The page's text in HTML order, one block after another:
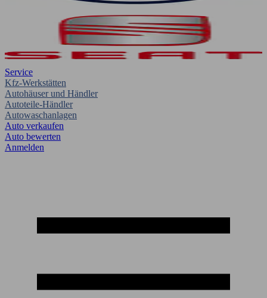
Service
Kfz-Werkstätten
Autohäuser und Händler
Autoteile-Händler
Autowaschanlagen
Auto verkaufen
Auto bewerten
Anmelden